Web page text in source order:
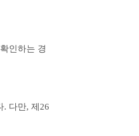
인하는 경
. 다만, 제26